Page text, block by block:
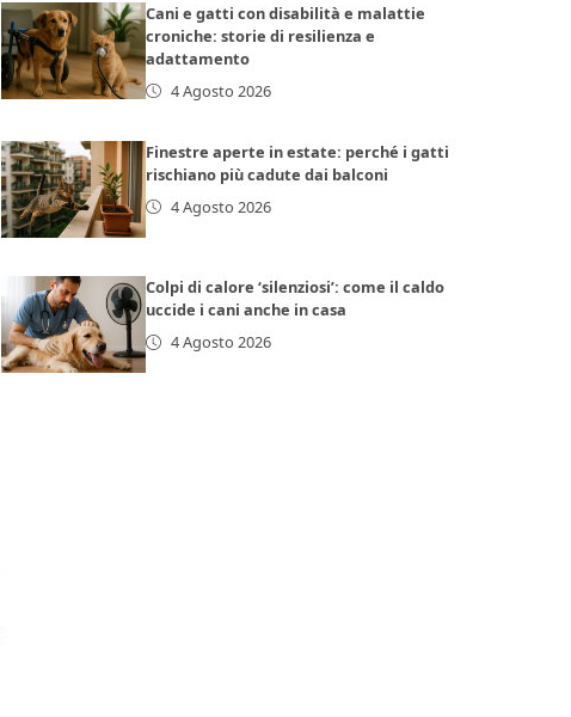
Cani e gatti con disabilità e malattie
croniche: storie di resilienza e
adattamento
4 Agosto 2026
Finestre aperte in estate: perché i gatti
rischiano più cadute dai balconi
4 Agosto 2026
Colpi di calore ‘silenziosi’: come il caldo
uccide i cani anche in casa
4 Agosto 2026